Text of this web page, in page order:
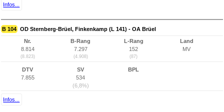
Infos...
B 104 OD Sternberg-Brüel, Finkenkamp (L 141) - OA Brüel
Nr.
8.814
(8.823)
B-Rang
7.297
(4.908)
L-Rang
152
(87)
Land
MV
DTV
7.855
SV
534
(6,8%)
BPL
Infos...